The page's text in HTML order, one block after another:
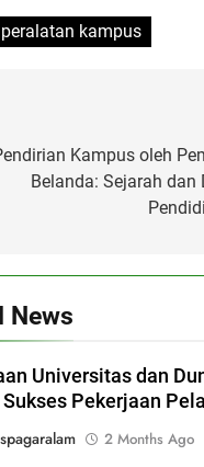
peralatan kampus
Kampus oleh
Belanda: Sejarah
News
Universitas dan
Sukses Pekerjaan
2 Months Ago